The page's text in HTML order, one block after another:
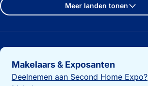
Meer landen tonen
Belangrijke links
Makelaars & Exposanten
Deelnemen aan Second Home Expo?